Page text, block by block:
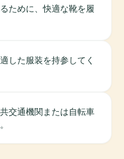
ために、快適な靴を履
した服装を持参してく
交通機関または自転車